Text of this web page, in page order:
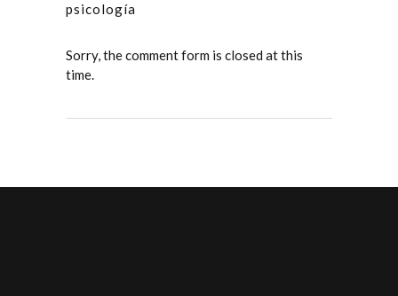
psicología
Sorry, the comment form is closed at this
time.